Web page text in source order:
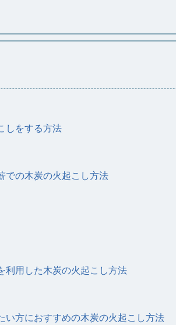
しをする方法
での木炭の火起こし方法
利用した木炭の火起こし方法
方におすすめの木炭の火起こし方法